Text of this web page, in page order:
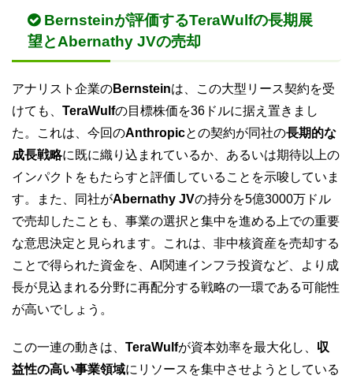
Bernsteinが評価するTeraWulfの長期展
望とAbernathy JVの売却
アナリスト企業のBernsteinは、この大型リース契約を受
けても、 TeraWulfの目標株価を36ドルに据え置きまし
た。これは、今回のAnthropicとの契約が同社の長期的な
成長戦略に既に織り込まれているか、あるいは期待以上の
インパクトをもたらすと評価していることを示唆していま
す。また、同社がAbernathy JVの持分を5億3000万ドル
で売却したことも、事業の選択と集中を進める上での重要
な意思決定と見られます。これは、非中核資産を売却する
ことで得られた資金を、AI関連インフラ投資など、より成
長が見込まれる分野に再配分する戦略の一環である可能性
が高いでしょう。
この一連の動きは、 TeraWulfが資本効率を最大化し、 収
益性の高い事業領域にリソースを集中させようとしている